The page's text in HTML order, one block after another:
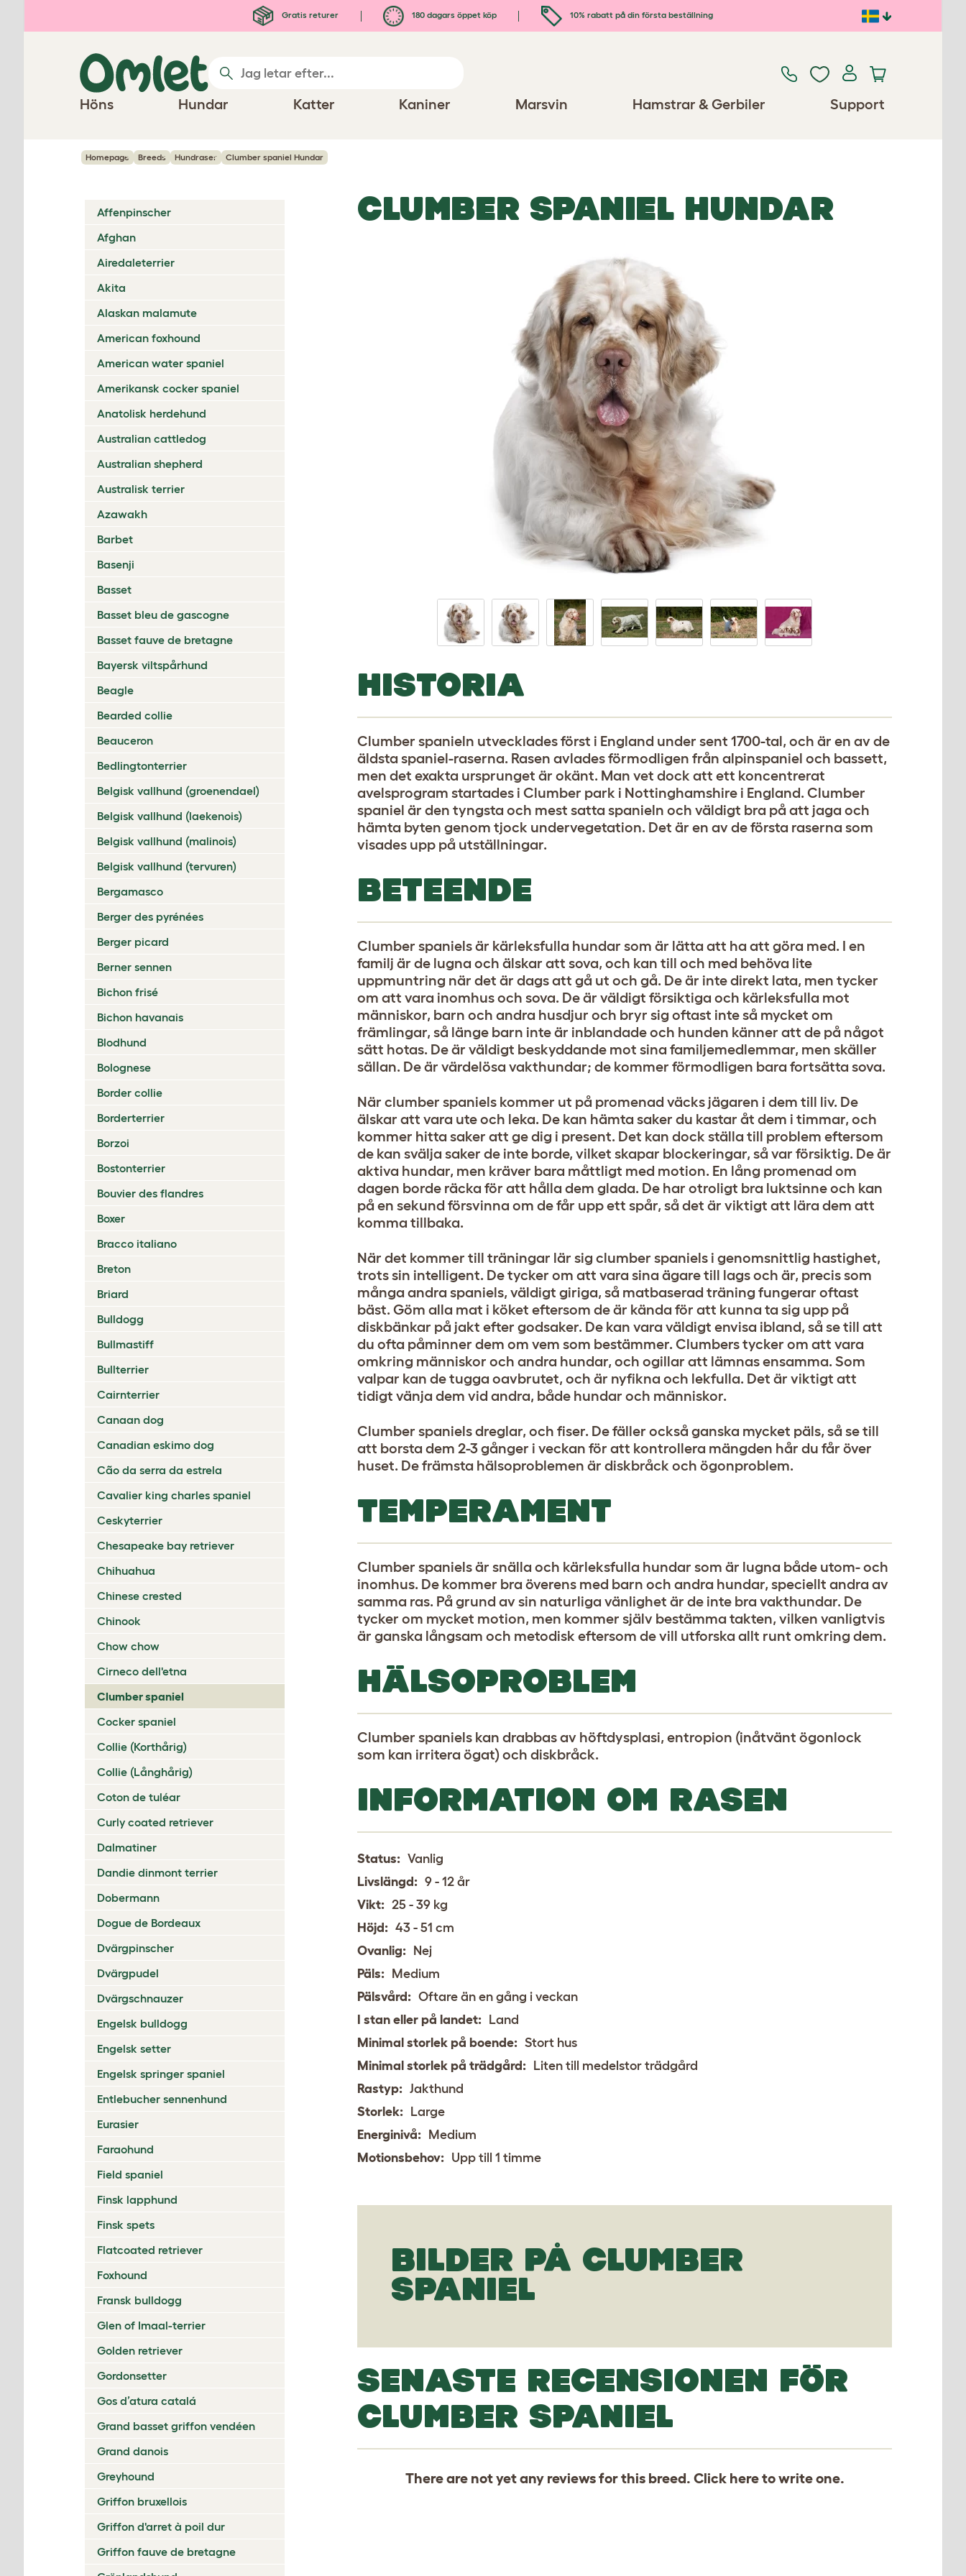
Gratis returer 180 dagars öppet köp 10% rabatt på din första beställning
Höns Hundar Katter Kaniner Marsvin Hamstrar & Gerbiler Support
Homepage Breeds Hundraser Clumber spaniel Hundar
Affenpinscher
Afghan
Airedaleterrier
Akita
Alaskan malamute
American foxhound
American water spaniel
Amerikansk cocker spaniel
Anatolisk herdehund
Australian cattledog
Australian shepherd
Australisk terrier
Azawakh
Barbet
Basenji
Basset
Basset bleu de gascogne
Basset fauve de bretagne
Bayersk viltspårhund
Beagle
Bearded collie
Beauceron
Bedlingtonterrier
Belgisk vallhund (groenendael)
Belgisk vallhund (laekenois)
Belgisk vallhund (malinois)
Belgisk vallhund (tervuren)
Bergamasco
Berger des pyrénées
Berger picard
Berner sennen
Bichon frisé
Bichon havanais
Blodhund
Bolognese
Border collie
Borderterrier
Borzoi
Bostonterrier
Bouvier des flandres
Boxer
Bracco italiano
Breton
Briard
Bulldogg
Bullmastiff
Bullterrier
Cairnterrier
Canaan dog
Canadian eskimo dog
Cão da serra da estrela
Cavalier king charles spaniel
Ceskyterrier
Chesapeake bay retriever
Chihuahua
Chinese crested
Chinook
Chow chow
Cirneco dell'etna
Clumber spaniel
Cocker spaniel
Collie (Korthårig)
Collie (Långhårig)
Coton de tuléar
Curly coated retriever
Dalmatiner
Dandie dinmont terrier
Dobermann
Dogue de Bordeaux
Dvärgpinscher
Dvärgpudel
Dvärgschnauzer
Engelsk bulldogg
Engelsk setter
Engelsk springer spaniel
Entlebucher sennenhund
Eurasier
Faraohund
Field spaniel
Finsk lapphund
Finsk spets
Flatcoated retriever
Foxhound
Fransk bulldogg
Glen of Imaal-terrier
Golden retriever
Gordonsetter
Gos d’atura catalá
Grand basset griffon vendéen
Grand danois
Greyhound
Griffon bruxellois
Griffon d'arret à poil dur
Griffon fauve de bretagne
CLUMBER SPANIEL HUNDAR
HISTORIA
Clumber spanieln utvecklades först i England under sent 1700-tal, och är en av de
äldsta spaniel-raserna. Rasen avlades förmodligen från alpinspaniel och bassett,
men det exakta ursprunget är okänt. Man vet dock att ett koncentrerat
avelsprogram startades i Clumber park i Nottinghamshire i England. Clumber
spaniel är den tyngsta och mest satta spanieln och väldigt bra på att jaga och
hämta byten genom tjock undervegetation. Det är en av de första raserna som
visades upp på utställningar.
BETEENDE
Clumber spaniels är kärleksfulla hundar som är lätta att ha att göra med. I en
familj är de lugna och älskar att sova, och kan till och med behöva lite
uppmuntring när det är dags att gå ut och gå. De är inte direkt lata, men tycker
om att vara inomhus och sova. De är väldigt försiktiga och kärleksfulla mot
människor, barn och andra husdjur och bryr sig oftast inte så mycket om
främlingar, så länge barn inte är inblandade och hunden känner att de på något
sätt hotas. De är väldigt beskyddande mot sina familjemedlemmar, men skäller
sällan. De är värdelösa vakthundar; de kommer förmodligen bara fortsätta sova.
När clumber spaniels kommer ut på promenad väcks jägaren i dem till liv. De
älskar att vara ute och leka. De kan hämta saker du kastar åt dem i timmar, och
kommer hitta saker att ge dig i present. Det kan dock ställa till problem eftersom
de kan svälja saker de inte borde, vilket skapar blockeringar, så var försiktig. De är
aktiva hundar, men kräver bara måttligt med motion. En lång promenad om
dagen borde räcka för att hålla dem glada. De har otroligt bra luktsinne och kan
på en sekund försvinna om de får upp ett spår, så det är viktigt att lära dem att
komma tillbaka.
När det kommer till träningar lär sig clumber spaniels i genomsnittlig hastighet,
trots sin intelligent. De tycker om att vara sina ägare till lags och är, precis som
många andra spaniels, väldigt giriga, så matbaserad träning fungerar oftast
bäst. Göm alla mat i köket eftersom de är kända för att kunna ta sig upp på
diskbänkar på jakt efter godsaker. De kan vara väldigt envisa ibland, så se till att
du ofta påminner dem om vem som bestämmer. Clumbers tycker om att vara
omkring människor och andra hundar, och ogillar att lämnas ensamma. Som
valpar kan de tugga oavbrutet, och är nyfikna och lekfulla. Det är viktigt att
tidigt vänja dem vid andra, både hundar och människor.
Clumber spaniels dreglar, och fiser. De fäller också ganska mycket päls, så se till
att borsta dem 2-3 gånger i veckan för att kontrollera mängden hår du får över
huset. De främsta hälsoproblemen är diskbråck och ögonproblem.
TEMPERAMENT
Clumber spaniels är snälla och kärleksfulla hundar som är lugna både utom- och
inomhus. De kommer bra överens med barn och andra hundar, speciellt andra av
samma ras. På grund av sin naturliga vänlighet är de inte bra vakthundar. De
tycker om mycket motion, men kommer själv bestämma takten, vilken vanligtvis
är ganska långsam och metodisk eftersom de vill utforska allt runt omkring dem.
HÄLSOPROBLEM
Clumber spaniels kan drabbas av höftdysplasi, entropion (inåtvänt ögonlock
som kan irritera ögat) och diskbråck.
INFORMATION OM RASEN
Status: Vanlig
Livslängd: 9 - 12 år
Vikt: 25 - 39 kg
Höjd: 43 - 51 cm
Ovanlig: Nej
Päls: Medium
Pälsvård: Oftare än en gång i veckan
I stan eller på landet: Land
Minimal storlek på boende: Stort hus
Minimal storlek på trädgård: Liten till medelstor trädgård
Rastyp: Jakthund
Storlek: Large
Energinivå: Medium
Motionsbehov: Upp till 1 timme
BILDER PÅ CLUMBER
SPANIEL
SENASTE RECENSIONEN FÖR
CLUMBER SPANIEL
There are not yet any reviews for this breed. Click hereto write one.